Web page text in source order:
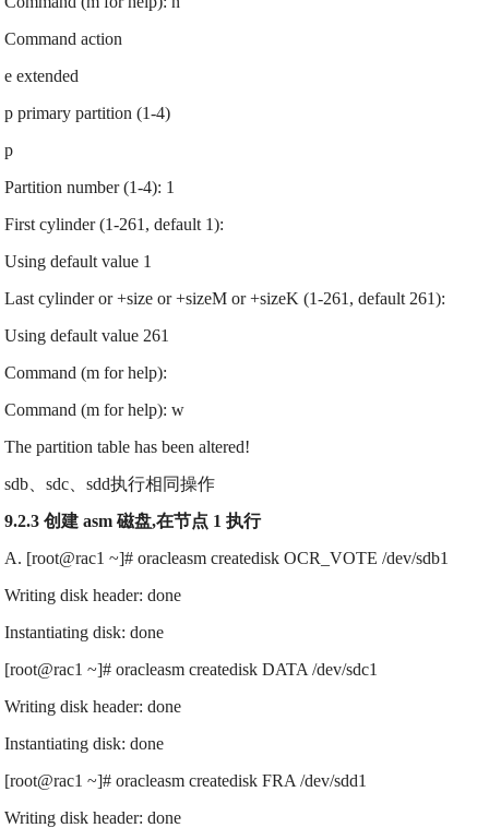
Command action
e extended
p primary partition (1-4)
p
Partition number (1-4): 1
First cylinder (1-261, default 1):
Using default value 1
Last cylinder or +size or +sizeM or +sizeK (1-261, default 261):
Using default value 261
Command (m for help):
Command (m for help): w
The partition table has been altered!
sdb、sdc、sdd执行相同操作
9.2.3 创建 asm 磁盘,在节点 1 执行
A. [root@rac1 ~]# oracleasm createdisk OCR_VOTE /dev/sdb1
Writing disk header: done
Instantiating disk: done
[root@rac1 ~]# oracleasm createdisk DATA /dev/sdc1
Writing disk header: done
Instantiating disk: done
[root@rac1 ~]# oracleasm createdisk FRA /dev/sdd1
Writing disk header: done